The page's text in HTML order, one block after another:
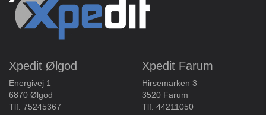
Xpedit Ølgod
Energivej 1
6870 Ølgod
Tlf: 75245367
Xpedit Farum
Hirsemarken 3
3520 Farum
Tlf: 44211050